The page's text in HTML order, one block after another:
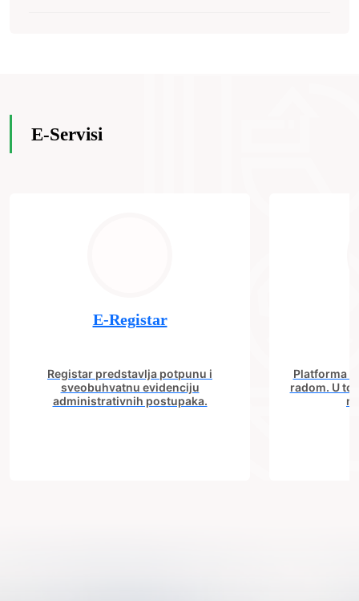
E-Servisi
E-Registar
Registar predstavlja potpunu i
sveobuhvatnu evidenciju
administrativnih postupaka.
Platforma
radom. U